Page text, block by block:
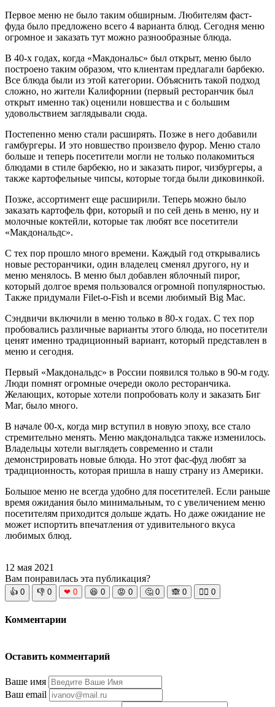
Первое меню не было таким обширным. Любителям фаст-
фуда было предложено всего 4 варианта блюд. Сегодня меню
огромное и заказать тут можно разнообразные блюда.
В 40-х годах, когда «Макдональс» был открыт, меню было
построено таким образом, что клиентам предлагали барбекю.
Все блюда были из этой категории. Объяснить такой подход
сложно, но жители Калифорнии (первый ресторанчик был
открыт именно так) оценили новшества и с большим
удовольствием заглядывали сюда.
Постепенно меню стали расширять. Позже в него добавили
гамбургеры. И это новшество произвело фурор. Меню стало
больше и теперь посетители могли не только полакомиться
блюдами в стиле барбекю, но и заказать пирог, чизбургеры, а
также картофельные чипсы, которые тогда были диковинкой.
Позже, ассортимент еще расширили. Теперь можно было
заказать картофель фри, который и по сей день в меню, ну и
молочные коктейли, которые так любят все посетители
«Макдональдс».
С тех пор прошло много времени. Каждый год открывались
новые ресторанчики, один владелец сменял другого, ну и
меню менялось. В меню был добавлен яблочный пирог,
который долгое время пользовался огромной популярностью.
Также придумали Filet-o-Fish и всеми любимый Big Mac.
Сэндвичи включили в меню только в 80-х годах. С тех пор
пробовались различные варианты этого блюда, но посетители
ценят именно традиционный вариант, который представлен в
меню и сегодня.
Первый «Макдональдс» в России появился только в 90-м году.
Люди помнят огромные очереди около ресторанчика.
Желающих, которые хотели попробовать колу и заказать Биг
Маг, было много.
В начале 00-х, когда мир вступил в новую эпоху, все стало
стремительно менять. Меню макдональдса также изменилось.
Владельцы хотели выглядеть современно и стали
демонстрировать новые блюда. Но этот фас-фуд любят за
традиционность, которая пришла в нашу страну из Америки.
Большое меню не всегда удобно для посетителей. Если раньше
время ожидания было минимальным, то с увеличением меню
посетителям приходится дольше ждать. Но даже ожидание не
может испортить впечатления от удивительного вкуса
любимых блюд.
12 мая 2021
Вам понравилась эта публикация?
👍 0 👎 0 ❤ 0 😆 0 😡 0 🤔 0 🙈 0 🧘‍♀️ 0
Комментарии
Оставить комментарий
Ваше имя
Ваш email